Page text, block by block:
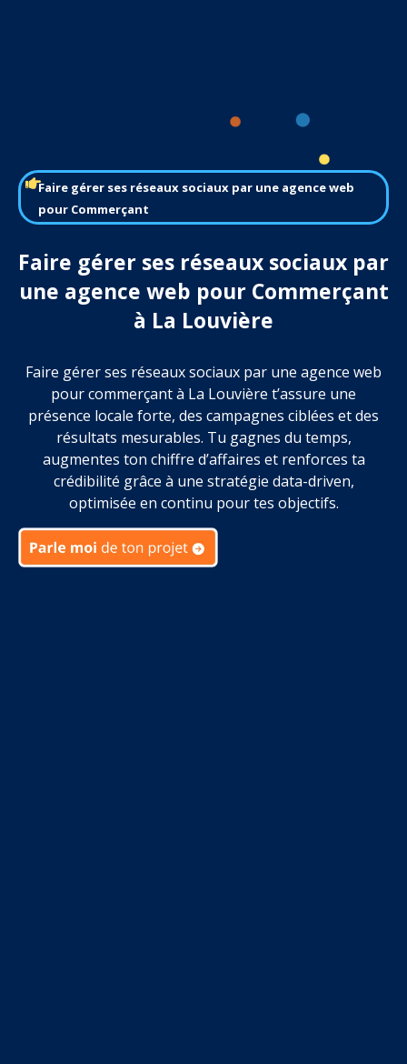
Faire gérer ses réseaux sociaux par une agence web
pour Commerçant
Faire gérer ses réseaux sociaux par
une agence web pour Commerçant
à La Louvière
Faire gérer ses réseaux sociaux par une agence web
pour commerçant à La Louvière t’assure une
présence locale forte, des campagnes ciblées et des
résultats mesurables. Tu gagnes du temps,
augmentes ton chiffre d’affaires et renforces ta
crédibilité grâce à une stratégie data-driven,
optimisée en continu pour tes objectifs.